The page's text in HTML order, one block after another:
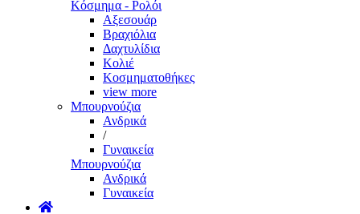
Κόσμημα - Ρολόι
Αξεσουάρ
Βραχιόλια
Δαχτυλίδια
Κολιέ
Κοσμηματοθήκες
view more
Μπουρνούζια
Ανδρικά
/
Γυναικεία
Μπουρνούζια
Ανδρικά
Γυναικεία